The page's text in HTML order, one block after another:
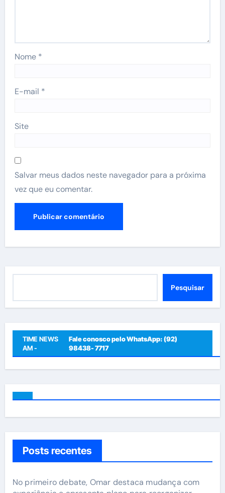
Nome *
E-mail *
Site
Salvar meus dados neste navegador para a próxima
vez que eu comentar.
Pesquisar
TIME NEWS
AM -
Fale conosco pelo WhatsApp: (92)
98438- 7717
Posts recentes
No primeiro debate, Omar destaca mudança com